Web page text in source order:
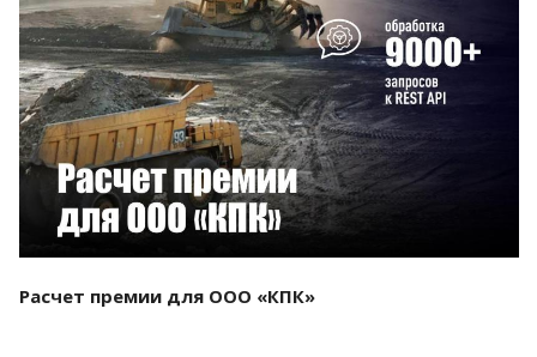
Смотреть проект
Расчет премии для ООО «КПК»